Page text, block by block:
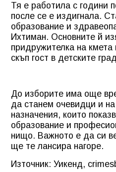
Тя е работила с години
после се е издигнала.
образование и
Ихтиман. Основните й
придружителка на кмета
скъп гост в детските
До изборите има още
да станем очевидци и
назначения, които
образование и
нищо. Важното е да си
ще те лансира нагоре.
Източник: Уикенд,